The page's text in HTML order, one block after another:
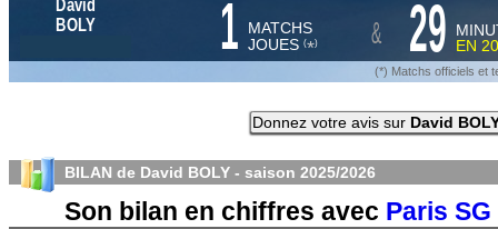
David
BOLY
1 MATCHS
JOUES (*) & 29
EN
(*) Matchs officiels et
Donnez votre avis sur David
BILAN de David BOLY - saison 2025/2026
Son bilan en chiffres avec Paris SG